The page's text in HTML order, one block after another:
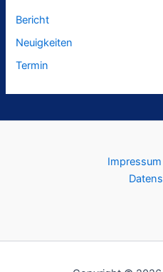
Bericht
Neuigkeiten
Termin